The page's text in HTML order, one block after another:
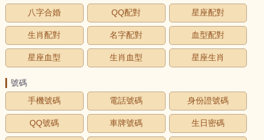
八字合婚
QQ配對 星座配對
生肖配對 名字配對 血型配對
星座血型 生肖血型 星座生肖
號碼
手機號碼
電話號碼 身份證號碼
QQ號碼 車牌號碼 生日密碼